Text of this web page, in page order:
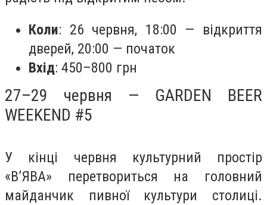
Коли: 26 червня, 18:00 — відкриття
дверей, 20:00 — початок
Вхід: 450–800 грн
27–29 червня — GARDEN BEER
WEEKEND #5
У кінці червня культурний простір
«В’ЯВА» перетвориться на головний
майданчик пивної культури столиці.